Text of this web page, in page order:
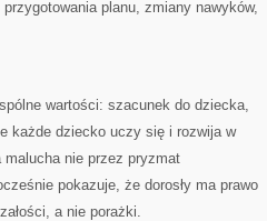
planu, zmiany nawyków,
wartości: szacunek do dziecka,
każde dziecko uczy się i rozwija w
nie przez pryzmat
pokazuje, że dorosły ma prawo
a nie porażki.